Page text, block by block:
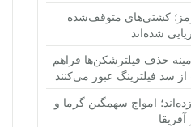
کشتی‌های متوقف‌شده
شده‌اند
حذف فیلترشکن‌ها فراهم
سد فیلترینگ عبور می‌کنند
امواج سهمگین گرما و